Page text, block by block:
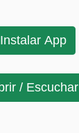
App
/ Escuchar